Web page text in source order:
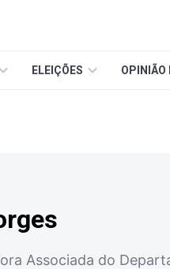
ELEIÇÕES OPINIÃO
Associada do